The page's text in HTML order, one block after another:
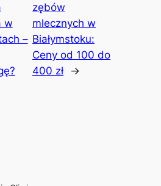
w
–
zębów
mlecznych w
Białymstoku:
Ceny od 100 do
400 zł
→